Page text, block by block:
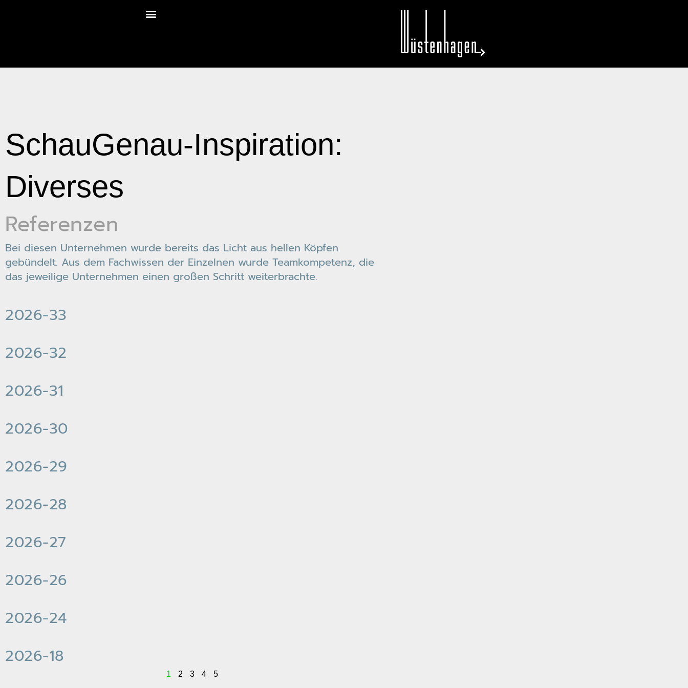
SchauGenau-Inspiration:
Diverses
Referenzen
Bei diesen Unternehmen wurde bereits das Licht aus hellen Köpfen
gebündelt. Aus dem Fachwissen der Einzelnen wurde Teamkompetenz, die
das jeweilige Unternehmen einen großen Schritt weiterbrachte.
2026-33
2026-32
2026-31
2026-30
2026-29
2026-28
2026-27
2026-26
2026-24
2026-18
1 2 3 4 5